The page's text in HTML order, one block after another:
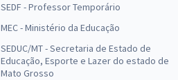
SEDF - Professor Temporário
MEC - Ministério da Educação
SEDUC/MT - Secretaria de Estado de
Educação, Esporte e Lazer do estado de
Mato Grosso